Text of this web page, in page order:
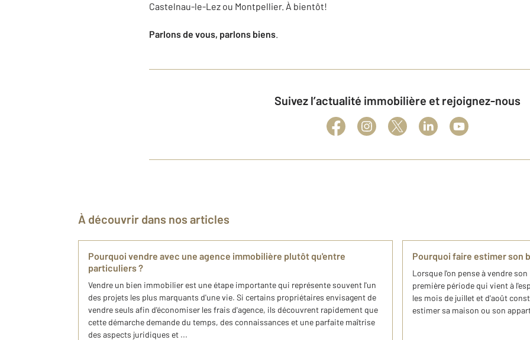
Castelnau-le-Lez ou Montpellier. À bientôt!
Parlons de vous, parlons biens.
Suivez l’actualité immobilière et rejoignez-nous
À découvrir dans nos articles
Pourquoi vendre avec une agence immobilière plutôt qu'entre
particuliers ?
Vendre un bien immobilier est une étape importante qui représente souvent l'un
des projets les plus marquants d'une vie. Si certains propriétaires envisagent de
vendre seuls afin d'économiser les frais d'agence, ils découvrent rapidement que
cette démarche demande du temps, des connaissances et une parfaite maîtrise
des aspects juridiques et ...
Pourquoi faire estimer son
Lorsque l'on pense à vendre
première période qui vient à
les mois de juillet et d'août
estimer sa maison ou son